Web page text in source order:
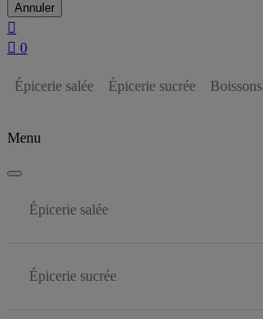
Annuler

 0
Épicerie salée Épicerie sucrée Boissons
Menu
Épicerie salée
Épicerie sucrée